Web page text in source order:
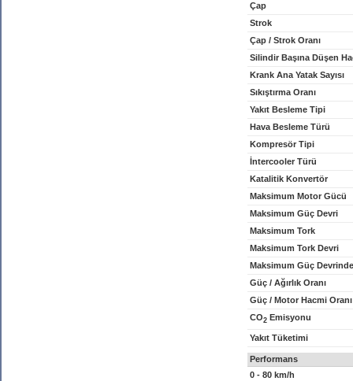
Çap
Strok
Çap / Strok Oranı
Silindir Başına Düşen
Krank Ana Yatak Sayısı
Sıkıştırma Oranı
Yakıt Besleme Tipi
Hava Besleme Türü
Kompresör Tipi
İntercooler Türü
Katalitik Konvertör
Maksimum Motor Gücü
Maksimum Güç Devri
Maksimum Tork
Maksimum Tork Devri
Maksimum Güç
Güç / Ağırlık Oranı
Güç / Motor Hacmi Oranı
CO2 Emisyonu
Yakıt Tüketimi
Performans
0 - 80 km/h